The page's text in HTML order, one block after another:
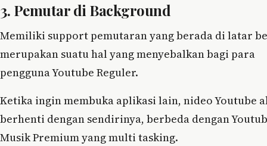
3. Pemutar di Background
Memiliki support pemutaran yang berada di latar
merupakan suatu hal yang menyebalkan bagi para
pengguna Youtube Reguler.
Ketika ingin membuka aplikasi lain, nideo Youtube
berhenti dengan sendirinya, berbeda dengan
Musik Premium yang multi tasking.